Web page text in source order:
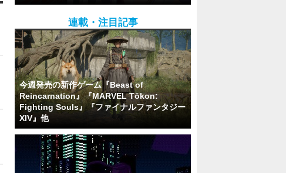
連載・注目記事
今週発売の新作ゲーム『Beast of
Reincarnation』『MARVEL Tōkon:
Fighting Souls』『ファイナルファンタジー
XIV』他